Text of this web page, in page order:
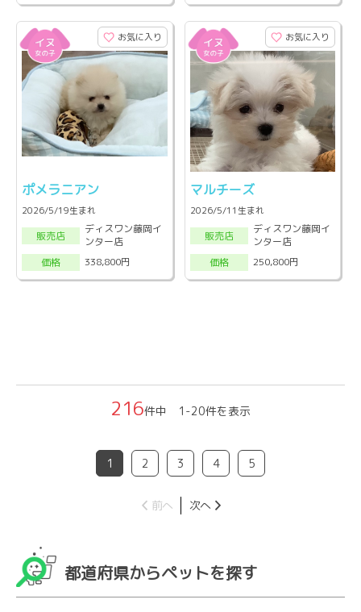
お気に入り
ポメラニアン
2026/5/19生まれ
販売店
ディスワン藤岡イ
ンター店
価格
338,800円
お気に入り
マルチーズ
2026/5/11生まれ
販売店
ディスワン藤岡イ
ンター店
価格
250,800円
216件中 1-20件を表示
1 2 3 4 5
前へ 次へ
都道府県からペットを探す